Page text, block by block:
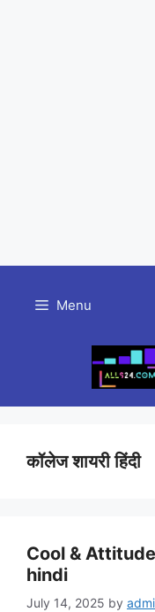
content
Menu
कॉलेज शायरी हिंदी
Cool &
hindi
July 14, 2025 by